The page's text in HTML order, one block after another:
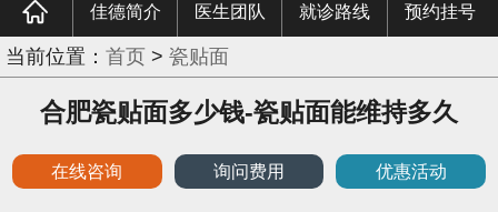
佳德简介 医生团队 就诊路线 预约挂号
当前位置： 首页 > 瓷贴面
合肥瓷贴面多少钱-瓷贴面能维持多久
在线咨询 询问费用 优惠活动